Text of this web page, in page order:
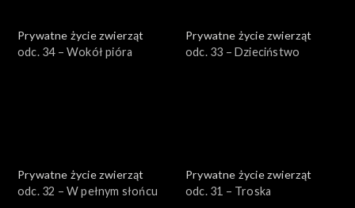
Prywatne życie zwierząt
odc. 34 – Wokół pióra
Prywatne życie zwierząt
odc. 33 – Dzieciństwo
Prywatne życie zwierząt
odc. 32 – W pełnym słońcu
Prywatne życie zwierząt
odc. 31 – Troska